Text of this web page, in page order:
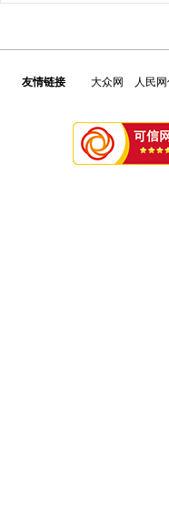
友情链接 大众网 人民